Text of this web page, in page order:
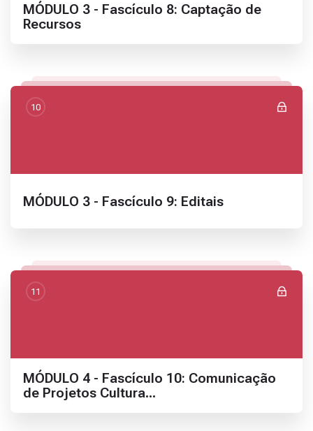
Nome da seção
MÓDULO 3 - Fascículo 8: Captação de
Recursos
10
Nome da seção
MÓDULO 3 - Fascículo 9: Editais
11
Nome da seção
MÓDULO 4 - Fascículo 10: Comunicação
de Projetos Cultura...